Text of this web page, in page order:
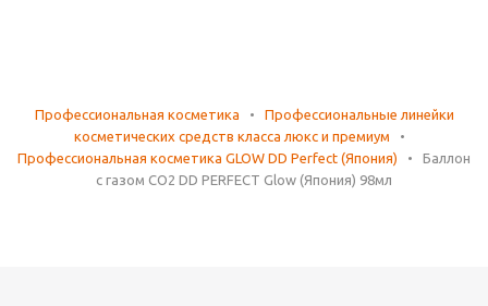
Профессиональная косметика •
Профессиональные линейки
косметических средств класса люкс и премиум
•
Профессиональная косметика GLOW DD Perfect (Япония)
•
Баллон
с газом CO2 DD PERFECT Glow (Япония) 98мл